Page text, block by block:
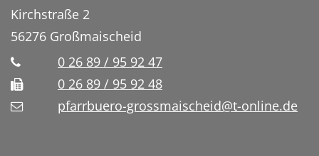
Kirchstraße 2
56276 Großmaischeid
0 26 89 / 95 92 47
0 26 89 / 95 92 48
pfarrbuero-grossmaischeid@t-online.de